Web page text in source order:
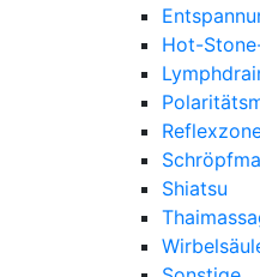
Hot-
Shiatsu